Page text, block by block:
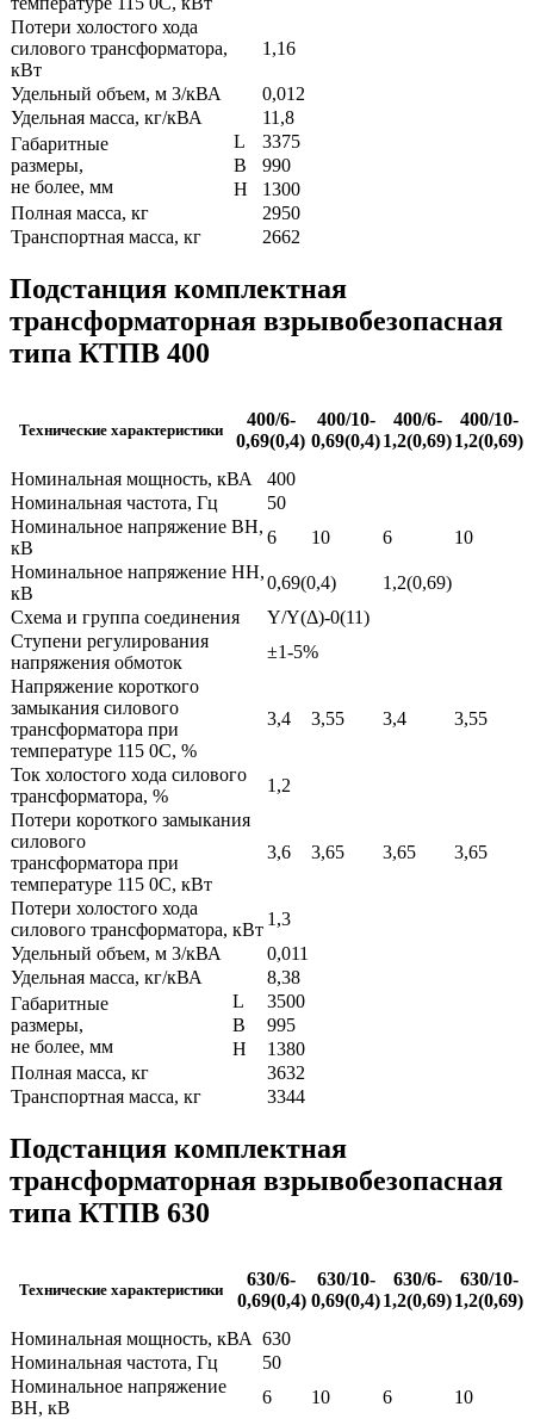
Потери холостого хода
силового трансформатора,
кВт
1,16
Удельный объем, м 3/кВА
0,012
Удельная масса, кг/кВА
11,8
Габаритные
размеры,
не более, мм
L
3375
B
990
H
1300
Полная масса, кг
2950
Транспортная масса, кг
2662
Подстанция комплектная
трансформаторная взрывобезопасная
типа КТПВ 400
Технические характеристики
400/6-
0,69(0,4)
400/10-
0,69(0,4)
400/6-
1,2(0,69)
400/10-
1,2(0,69)
Номинальная мощность, кВА
400
Номинальная частота, Гц
50
Номинальное напряжение ВН,
кВ
6 10 6
10
Номинальное напряжение НН,
кВ
0,69(0,4)
1,2(0,69)
Схема и группа соединения
Y/Y(Δ)-0(11)
Ступени регулирования
напряжения обмоток
±1-5%
Напряжение короткого
замыкания силового
трансформатора при
температуре 115 0С, %
3,4 3,55 3,4 3,55
Ток холостого хода силового
трансформатора, %
1,2
Потери короткого замыкания
силового
трансформатора при
температуре 115 0С, кВт
3,6 3,65 3,65 3,65
Потери холостого хода
силового трансформатора, кВт
1,3
Удельный объем, м 3/кВА
0,011
Удельная масса, кг/кВА
8,38
Габаритные
размеры,
не более, мм
L
3500
B
995
H
1380
Полная масса, кг
3632
Транспортная масса, кг
3344
Подстанция комплектная
трансформаторная взрывобезопасная
типа КТПВ 630
Технические характеристики
630/6-
0,69(0,4)
630/10-
0,69(0,4)
630/6-
1,2(0,69)
630/10-
1,2(0,69)
Номинальная мощность, кВА 630
Номинальная частота, Гц
50
Номинальное напряжение
ВН, кВ
6 10 6
10